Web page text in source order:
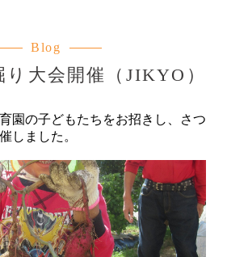
Blog
大会開催（JIKYO）
園の子どもたちをお招きし、さつ
しました。